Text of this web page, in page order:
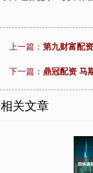
上一篇： 第九财富配
下一篇： 鼎冠配资 马
相关文章